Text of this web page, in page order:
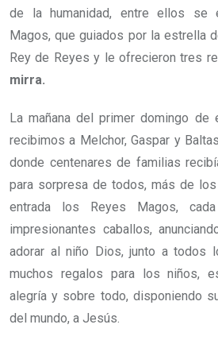
de la humanidad, entre ellos se
Magos, que guiados por la estrella
Rey de Reyes y le ofrecieron tres
mirra.
La mañana del primer domingo de
recibimos a Melchor, Gaspar y
donde centenares de familias
para sorpresa de todos, más de
entrada los Reyes Magos,
impresionantes caballos,
adorar al niño Dios, junto a todos
muchos regalos para los niños,
alegría y sobre todo, disponiendo
del mundo, a Jesús.